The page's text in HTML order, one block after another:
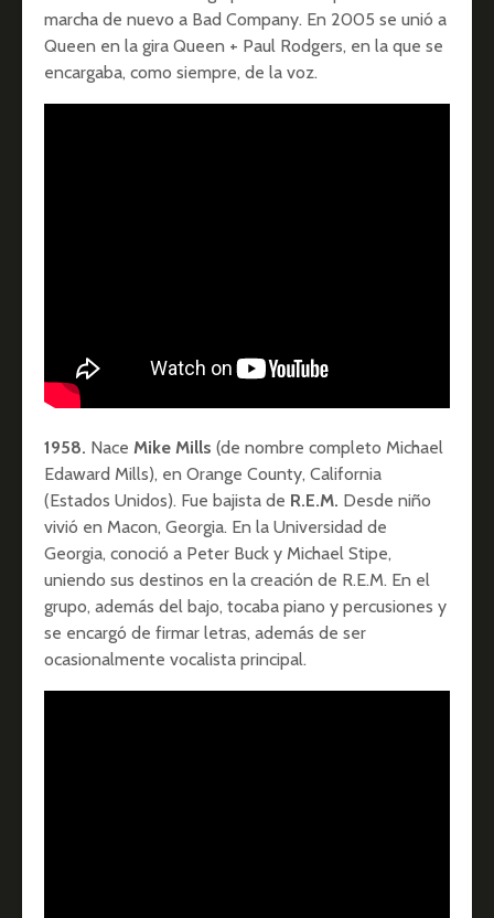
marcha de nuevo a Bad Company. En 2005 se unió a
Queen en la gira Queen + Paul Rodgers, en la que se
encargaba, como siempre, de la voz.
1958. Nace Mike Mills (de nombre completo Michael
Edaward Mills), en Orange County, California
(Estados Unidos). Fue bajista de R.E.M. Desde niño
vivió en Macon, Georgia. En la Universidad de
Georgia, conoció a Peter Buck y Michael Stipe,
uniendo sus destinos en la creación de R.E.M. En el
grupo, además del bajo, tocaba piano y percusiones y
se encargó de firmar letras, además de ser
ocasionalmente vocalista principal.